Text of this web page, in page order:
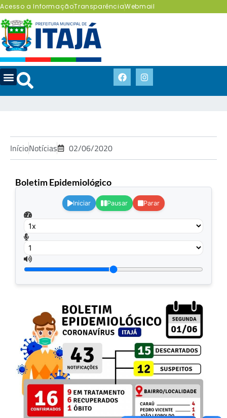
Acesso a InformaçãoTransparênciaWebmail
InícioNotícias 02/06/2020
Boletim Epidemiológico
Iniciar Pausar Parar